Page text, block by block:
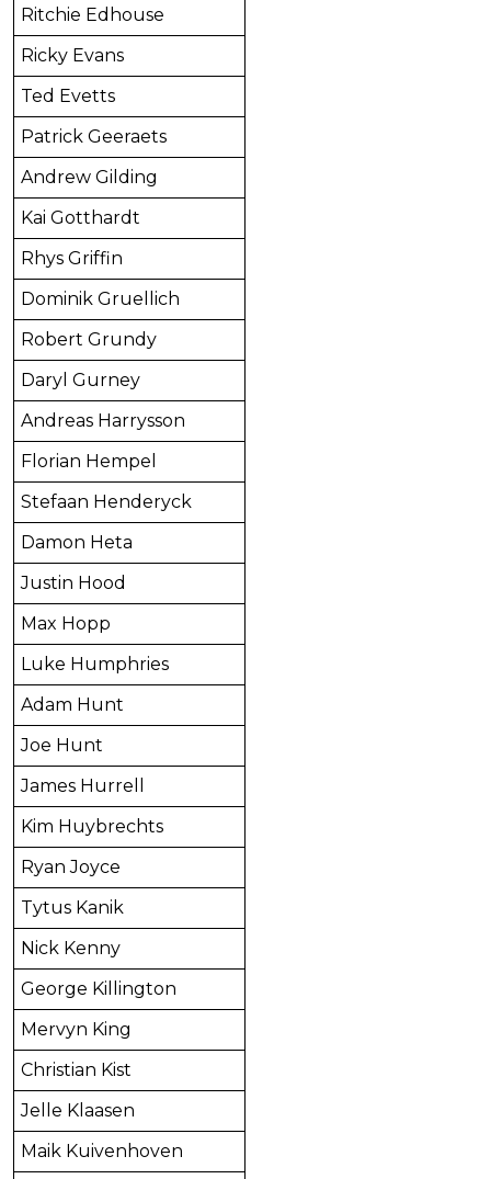
Ritchie Edhouse
Ricky Evans
Ted Evetts
Patrick Geeraets
Andrew Gilding
Kai Gotthardt
Rhys Griffin
Dominik Gruellich
Robert Grundy
Daryl Gurney
Andreas Harrysson
Florian Hempel
Stefaan Henderyck
Damon Heta
Justin Hood
Max Hopp
Luke Humphries
Adam Hunt
Joe Hunt
James Hurrell
Kim Huybrechts
Ryan Joyce
Tytus Kanik
Nick Kenny
George Killington
Mervyn King
Christian Kist
Jelle Klaasen
Maik Kuivenhoven